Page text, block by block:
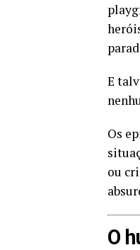
E
Os
ou
O